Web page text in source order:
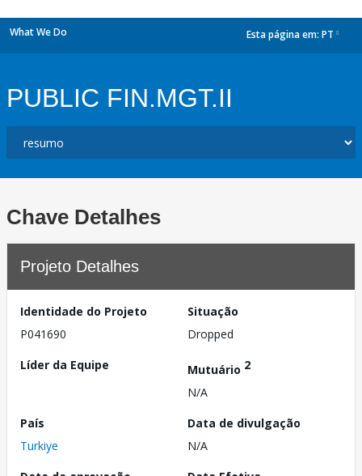
What We Do Esta página em: PT
PUBLIC FIN.MGT.II
Chave Detalhes
Projeto Detalhes
Identidade do Projeto
P041690
Situação
Dropped
Líder da Equipe
Mutuário 2
N/A
País
Turkiye
Data de divulgação
N/A